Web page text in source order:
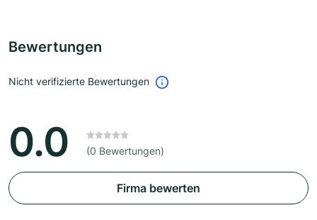
Bewertungen
Nicht verifizierte Bewertungen
0.0 (0 Bewertungen)
Firma bewerten